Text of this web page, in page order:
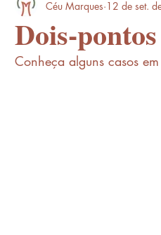
Dois-pontos
Céu Marques 12 de set.
Conheça alguns casos